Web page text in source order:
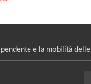
e la mobilità